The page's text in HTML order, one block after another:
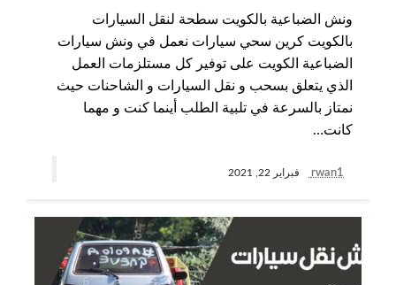
ونش الضباعية بالكويت سطحة لنقل السيارات
بالكويت كرين سحي سيارات نعمل في ونش سيارات
الضباعية الكويت على توفير كل مستلزمات العمل
الذي يتعلق بسحب و نقل السيارات و الشاحنات حيث
نمتاز بالسرعة في تلبية الطلب أينما كنت و مهما
كانت…
rwan1 فبراير 22, 2021